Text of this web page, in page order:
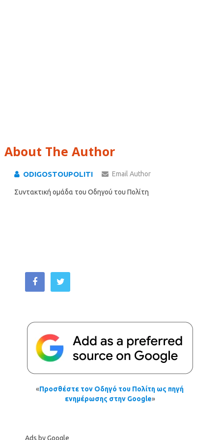
About The Author
ODIGOSTOUPOLITI Email Author
Συντακτική ομάδα του Οδηγού του Πολίτη
«Προσθέστε τον Οδηγό του Πολίτη ως πηγή
ενημέρωσης στην Google»
Ads by Google